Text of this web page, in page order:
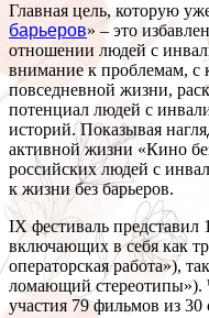
Главная цель, которую
барьеров» – это
отношении людей с
внимание к проблемам, с
повседневной жизни,
потенциал людей с
историй. Показывая
активной жизни «Кино
российских людей с
к жизни без барьеров.
IX фестиваль
включающих в себя как
операторская работа»),
ломающий стереотипы»).
участия 79 фильмов из